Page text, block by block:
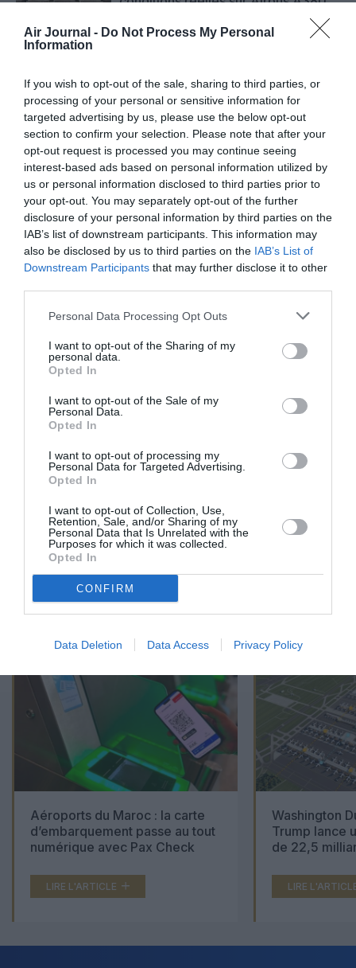
Air Journal - Do Not Process My Personal
Information
If you wish to opt-out of the sale, sharing to third parties, or
processing of your personal or sensitive information for
targeted advertising by us, please use the below opt-out
section to confirm your selection. Please note that after your
opt-out request is processed you may continue seeing
interest-based ads based on personal information utilized by
us or personal information disclosed to third parties prior to
your opt-out. You may separately opt-out of the further
disclosure of your personal information by third parties on the
IAB’s list of downstream participants. This information may
also be disclosed by us to third parties on the IAB’s List of
Downstream Participants that may further disclose it to other
Personal Data Processing Opt Outs
I want to opt-out of the Sharing of my
personal data.
Opted In
I want to opt-out of the Sale of my
Personal Data.
Opted In
I want to opt-out of processing my
Personal Data for Targeted Advertising.
Opted In
I want to opt-out of Collection, Use,
Retention, Sale, and/or Sharing of my
Personal Data that Is Unrelated with the
Purposes for which it was collected.
Opted In
CONFIRM
Data Deletion Data Access Privacy Policy
Airbus, les motoristes grands
gagnants du salon
Farnborough : Tim Clark étrille
Boeing et les motoristes sur les
retards du 777‑9
PUBLICITÉ
MASQUÉE
PSEUDONYME
COMMENTAIRE
ARTICLES LES PLUS
Aéroports du Maroc : la carte
d’embarquement passe au tout
numérique avec Pax Check
LIRE L'ARTICLE
Washington
Trump lance
de 22,5
LIRE